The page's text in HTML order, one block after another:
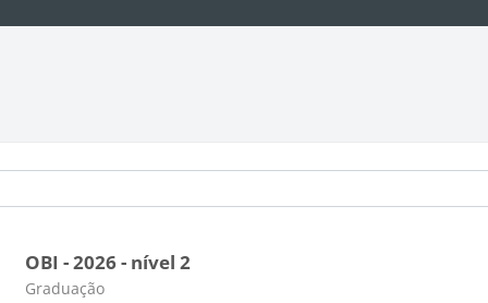
OBI - 2026 - nível 2
Categoria do curso
Graduação